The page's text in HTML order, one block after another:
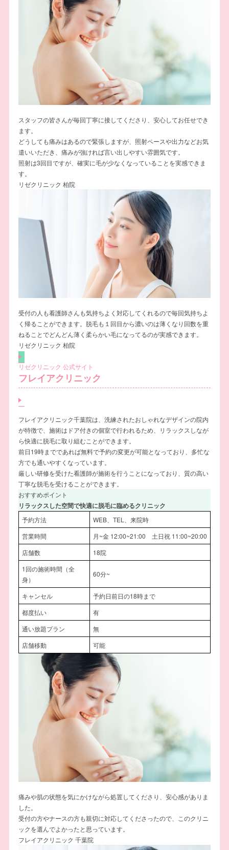
スタッフの皆さんが毎回丁寧に接してくださり、安心してお任せでき
ます。
どうしても痛みはあるので緊張しますが、照射ペースや出力などお気
遣いいただき、痛みが強ければ言い出しやすい雰囲気です。
照射は3回目ですが、確実に毛が少なくなっていることを実感できま
す。
リゼクリニック 柏院
受付の人も看護師さんも気持ちよく対応してくれるので毎回気持ちよ
く帰ることができます。脱毛も１回目から濃いのは薄くなり回数を重
ねることでどんどん薄く柔らかい毛になってるのが実感できます。
リゼクリニック 柏院
リゼクリニック 公式サイト
フレイアクリニック
フレイアクリニック千葉院は、洗練されたおしゃれなデザインの院内
が特徴で、施術はドア付きの個室で行われるため、リラックスしなが
ら快適に脱毛に取り組むことができます。
前日19時までであれば無料で予約の変更が可能となっており、多忙な
方でも通いやすくなっています。
厳しい研修を受けた看護師が施術を行うことになっており、質の高い
丁寧な脱毛を受けることができます。
おすすめポイント
リラックスした空間で快適に脱毛に臨めるクリニック
予約方法
WEB、TEL、来院時
営業時間
月~金 12:00~21:00 土日祝 11:00~20:00
店舗数
18院
1回の施術時間（全
身）
60分~
キャンセル
予約日前日の18時まで
都度払い
有
通い放題プラン
無
店舗移動
可能
痛みや肌の状態を気にかけながら処置してくださり、安心感がありま
した。
受付の方やナースの方も親切に対応してくださったので、このクリニ
ックを選んでよかったと思っています。
フレイアクリニック 千葉院